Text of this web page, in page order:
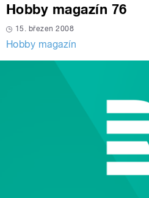
Hobby magazín 76
15. březen 2008
Hobby magazín